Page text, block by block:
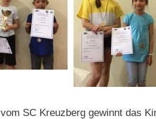
SC Kreuzberg gewinnt das